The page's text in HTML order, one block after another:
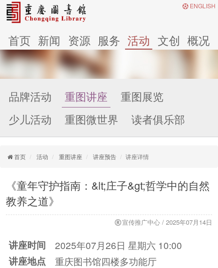
ENGLISH
首页 新闻 资源 服务 活动 文创 概况
品牌活动 重图讲座
重图展览
少儿活动
重图微世界 读者俱乐部
首页 活动 重图讲座 讲座预告 讲座详情
《童年守护指南：&lt;庄子&gt;哲学中的自然
教养之道》
宣传推广中心 / 2025年07月14日
讲座时间
2025年07月26日 星期六 10:00
讲座地点
重庆图书馆四楼多功能厅